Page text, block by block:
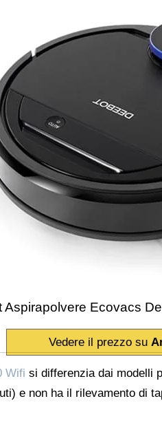
Aspirapolvere Ecovacs
Vedere il prezzo su
Wifi si differenzia dai modelli
e non ha il rilevamento di